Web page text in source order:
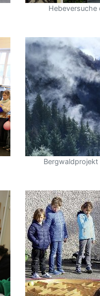
Hebeversuche